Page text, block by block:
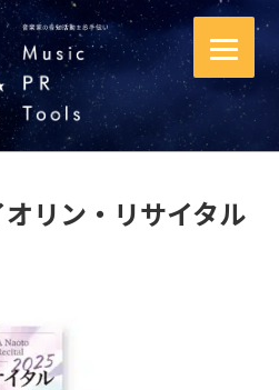
リン・リサイタル